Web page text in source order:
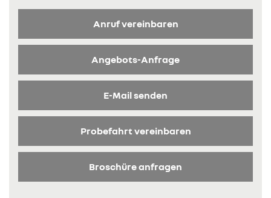
Anruf vereinbaren
Angebots-Anfrage
E-Mail senden
Probefahrt vereinbaren
Broschüre anfragen